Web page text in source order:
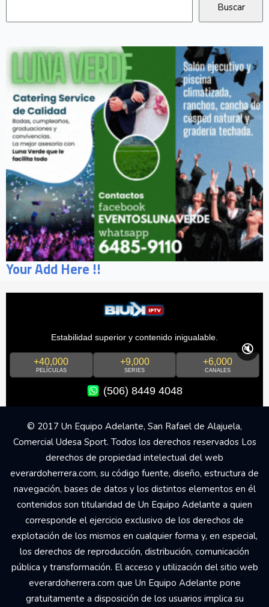
Your Add Here !!
Estabilidad superior y contenido inigualable.
+40,000
PELÍCULAS
+9,000
SERIES
+6,000
CANALES
(506) 8449 4048
🔇
© 2017 Un Equipo Adelante, San Rafael de Alajuela,
Comercial Udesa Sport. Todos los derechos reservados Los
derechos de propiedad intelectual del web
everardoherrera.com, su código fuente, diseño, estructura de
navegación, bases de datos y los distintos elementos en él
contenidos son titularidad de Un Equipo Adelante a quien
corresponde el ejercicio exclusivo de los derechos de
explotación de los mismos en cualquier forma y, en especial,
los derechos de reproducción, distribución, comunicación
pública y transformación. El acceso y utilización del sitio web
everardoherrera.com que Un Equipo Adelante pone
gratuitamente a disposición de los usuarios implica su